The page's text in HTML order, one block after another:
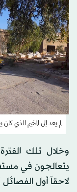
لم يعد إلى المخيم الذي كان يعج بالحياة
وخلال تلك
يتعالجون في
لاحقاً أول